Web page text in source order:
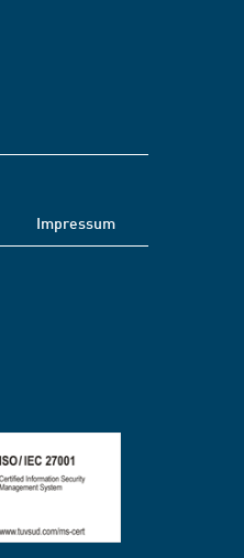
Impressum